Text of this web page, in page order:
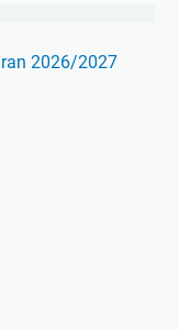
2026/2027